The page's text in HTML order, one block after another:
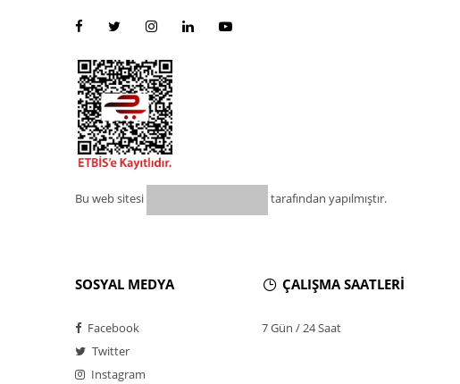
Bu web sitesi tarafından yapılmıştır.
SOSYAL MEDYA
Facebook
Twitter
Instagram
ÇALIŞMA SAATLERİ
7 Gün / 24 Saat